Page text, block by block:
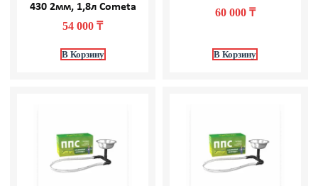
430 2мм, 1,8л Cometa
54 000₸
В Корзину
60 000 ₸
В Корзину